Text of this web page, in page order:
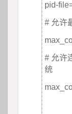
pid-
# 允许
# 允许
统